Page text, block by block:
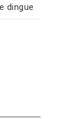
dingue